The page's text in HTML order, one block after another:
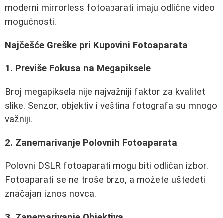
moderni mirrorless fotoaparati imaju odlične video
mogućnosti.
Najčešće Greške pri Kupovini Fotoaparata
1. Previše Fokusa na Megapiksele
Broj megapiksela nije najvažniji faktor za kvalitet
slike. Senzor, objektiv i veština fotografa su mnogo
važniji.
2. Zanemarivanje Polovnih Fotoaparata
Polovni DSLR fotoaparati mogu biti odličan izbor.
Fotoaparati se ne troše brzo, a možete uštedeti
značajan iznos novca.